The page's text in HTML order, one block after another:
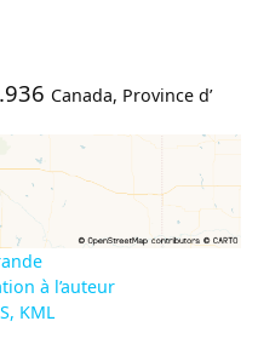
Canada, Province d’
à l’auteur
KML